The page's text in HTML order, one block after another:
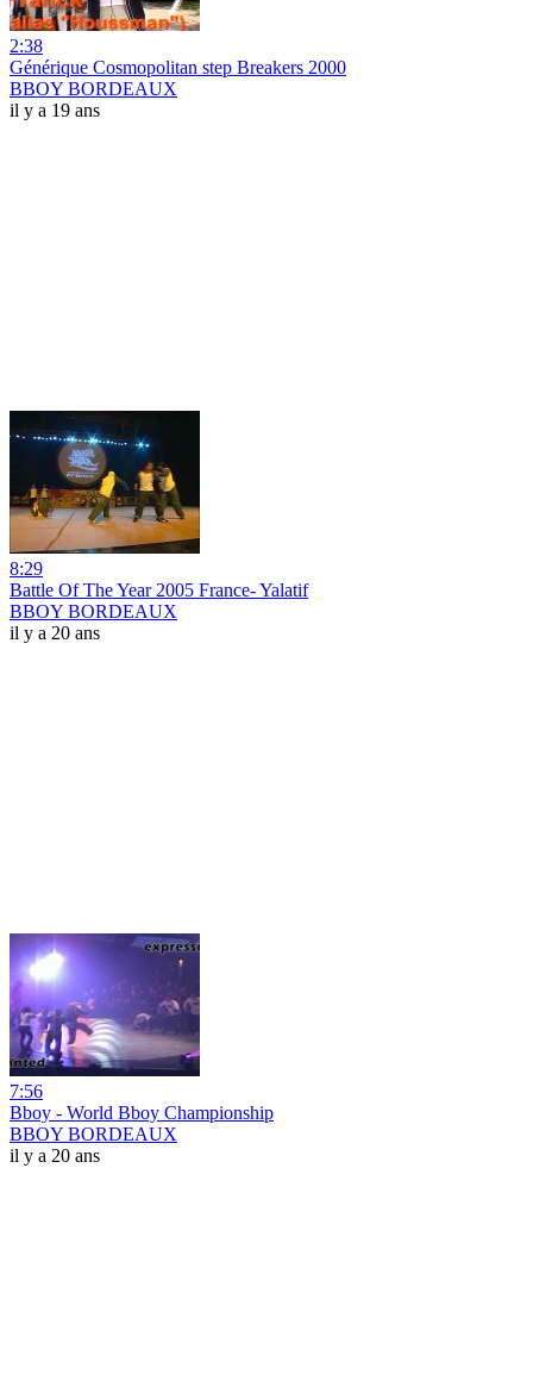
2:38
Générique Cosmopolitan step Breakers 2000
BBOY BORDEAUX
il y a 19 ans
8:29
Battle Of The Year 2005 France- Yalatif
BBOY BORDEAUX
il y a 20 ans
7:56
Bboy - World Bboy Championship
BBOY BORDEAUX
il y a 20 ans